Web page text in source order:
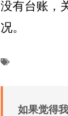
没有台账，
况。
如果觉得